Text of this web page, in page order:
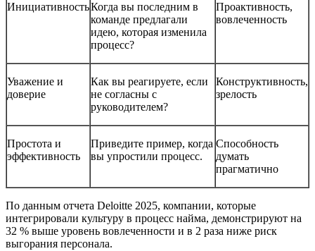
ИнициативностьКогда вы последним в
команде предлагали
идею, которая изменила
процесс?
Проактивность,
вовлеченность
Уважение и
доверие
Как вы реагируете, если
не согласны с
руководителем?
Конструктивность,
зрелость
Простота и
эффективность
Приведите пример, когда
вы упростили процесс.
Способность
думать
прагматично
По данным отчета Deloitte 2025, компании, которые
интегрировали культуру в процесс найма, демонстрируют на
32 % выше уровень вовлеченности и в 2 раза ниже риск
выгорания персонала.